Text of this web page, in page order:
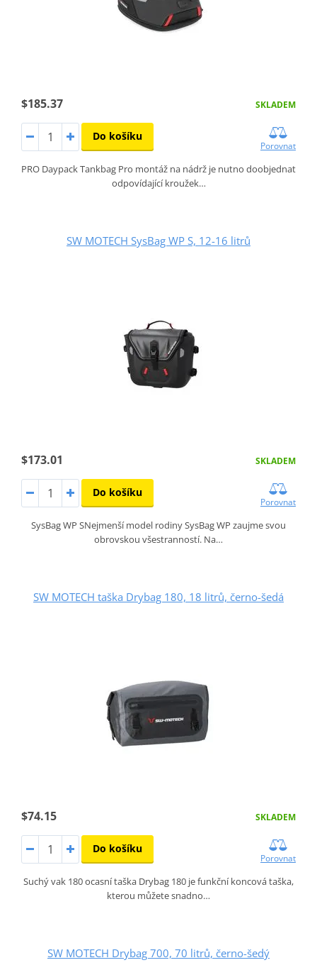
$185.37 SKLADEM
Do košíku
Porovnat
PRO Daypack Tankbag Pro montáž na nádrž je nutno doobjednat
odpovídající kroužek…
SW MOTECH SysBag WP S, 12-16 litrů
$173.01 SKLADEM
Do košíku
Porovnat
SysBag WP SNejmenší model rodiny SysBag WP zaujme svou
obrovskou všestranností. Na…
SW MOTECH taška Drybag 180, 18 litrů, černo-šedá
$74.15 SKLADEM
Do košíku
Porovnat
Suchý vak 180 ocasní taška Drybag 180 je funkční koncová taška,
kterou můžete snadno…
SW MOTECH Drybag 700, 70 litrů, černo-šedý